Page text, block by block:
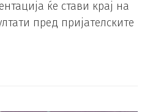
ќе стави крај на
пред пријателските